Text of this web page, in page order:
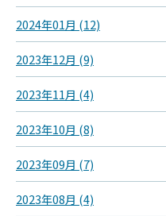
2024年01月 (12)
2023年12月 (9)
2023年11月 (4)
2023年10月 (8)
2023年09月 (7)
2023年08月 (4)